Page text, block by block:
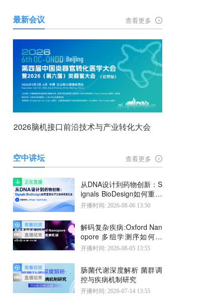
最新会议 查看更多
2026脑机接口前沿技术与产业转化大会
空中讲坛 查看更多
从DNA设计到药物创新：S
ignals BioDesign如何重塑
分子生物学研发生态
开播时间: 2026-08-06 13:50
解码复杂疾病:Oxford Nan
opore 多组学测序如何揭
示疾病机制
开播时间: 2026-08-05 13:55
肠菌代谢深度解析 菌群调
控与疾病机制研究
开播时间: 2026-07-14 13:55